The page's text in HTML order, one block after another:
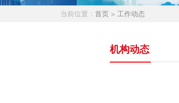
当前位置： 首页 > 工作动态
机构动态